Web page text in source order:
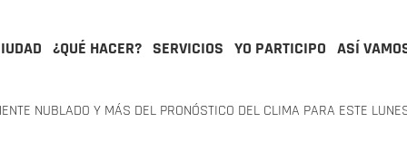
¿QUÉ HACER? SERVICIOS YO PARTICIPO ASÍ
NUBLADO Y MÁS DEL PRONÓSTICO DEL CLIMA PARA ESTE